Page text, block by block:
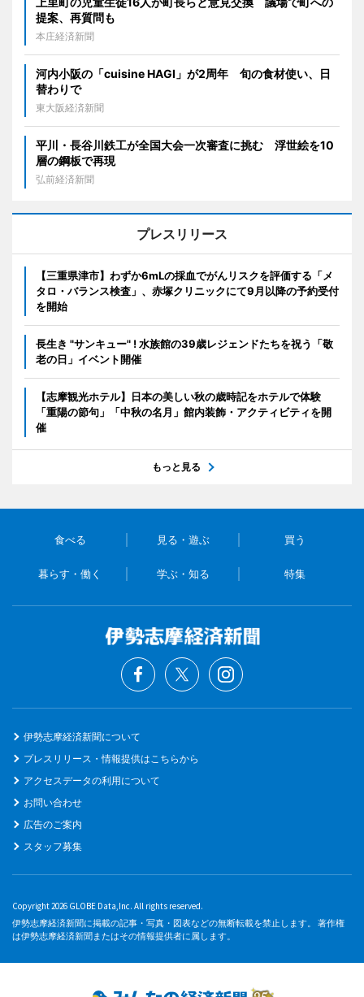
提案、再質問も
本庄経済新聞
河内小阪の「cuisine HAGI」が2周年 旬の食材使い、日
替わりで
東大阪経済新聞
平川・長谷川鉄工が全国大会一次審査に挑む 浮世絵を10
層の鋼板で再現
弘前経済新聞
プレスリリース
【三重県津市】わずか6mLの採血でがんリスクを評価する「メ
タロ・バランス検査」、赤塚クリニックにて9月以降の予約受付
を開始
長生き "サンキュー" ! 水族館の39歳レジェンドたちを祝う「敬
老の日」イベント開催
【志摩観光ホテル】日本の美しい秋の歳時記をホテルで体験
「重陽の節句」「中秋の名月」館内装飾・アクティビティを開
催
もっと見る
食べる 見る・遊ぶ 買う
暮らす・働く 学ぶ・知る 特集
伊勢志摩経済新聞について
プレスリリース・情報提供はこちらから
アクセスデータの利用について
お問い合わせ
広告のご案内
スタッフ募集
Copyright 2026 GLOBE Data,Inc. All rights reserved.
伊勢志摩経済新聞に掲載の記事・写真・図表などの無断転載を禁止します。 著作権
は伊勢志摩経済新聞またはその情報提供者に属します。